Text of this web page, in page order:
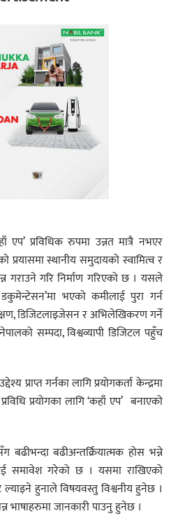
एप’ प्रविधिक रुपमा उन्नत मात्रै नभएर
प्रयासमा स्थानीय समुदायको स्वामित्व र
गराउने गरि निर्माण गरिएको छ । यसले
भएको कमीलाई पुरा गर्न
डिजिटलाइजेसन र अभिलेखिकरण गर्ने
नेपालको सम्पदा, विश्वव्यापी डिजिटल पहुँच
प्राप्त गर्नका लागि प्रयोगकर्ता केन्द्रमा
प्रयोगका लागि ‘कहाँ एप’ बनाएको
बढीभन्दा बढीअन्तर्क्रियात्मक होस भन्ने
समावेश गरेको छ । यसमा राखिएको
हुनाले विषयवस्तु विश्वनीय हुनेछ ।
भाषाहरुमा जानकारी पाउनु हुनेछ ।